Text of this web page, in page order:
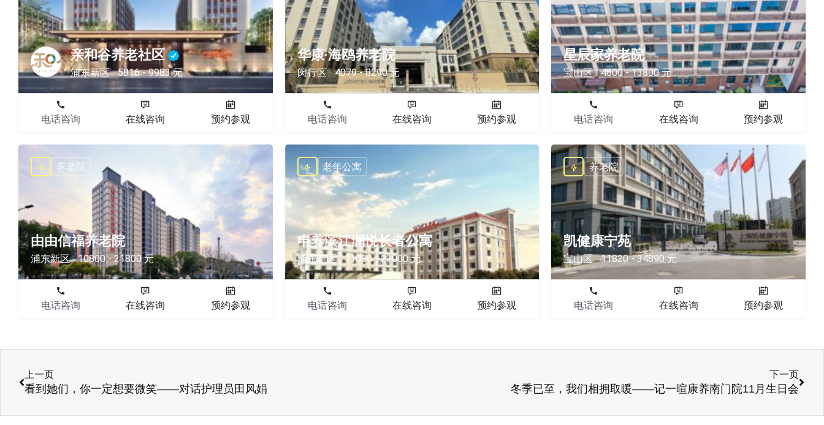
亲和谷养老社区
浦东新区 5816 - 9983 元
电话咨询 在线咨询 预约参观
华康·海鸥养老院
闵行区 4079 - 8290 元
电话咨询 在线咨询 预约参观
星辰家养老院
宝山区 4800 - 13800 元
电话咨询 在线咨询 预约参观
由由信福养老院
浦东新区 10800 - 21800 元
养老院
电话咨询 在线咨询 预约参观
申养滨江澜悦长者公寓
浦东新区 11000 - 23000 元
老年公寓
电话咨询 在线咨询 预约参观
凯健康宁苑
宝山区 11820 - 34890 元
养老院
电话咨询 在线咨询 预约参观
上一页
看到她们，你一定想要微笑——对话护理员田风娟
下一页
冬季已至，我们相拥取暖——记一暄康养南门院11月生日会